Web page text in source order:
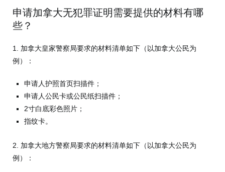
申请加拿大无犯罪证明需要提供的材料有哪
些？
1. 加拿大皇家警察局要求的材料清单如下（以加拿大公民为
例）：
申请人护照首页扫描件；
申请人公民卡或公民纸扫描件；
2寸白底彩色照片；
指纹卡。
2. 加拿大地方警察局要求的材料清单如下（以加拿大公民为
例）：